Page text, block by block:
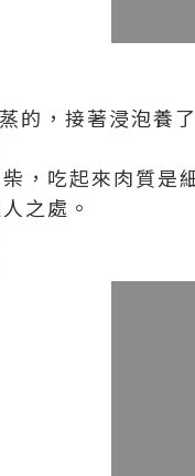
的，接著浸泡養
，吃起來肉質是
之處。